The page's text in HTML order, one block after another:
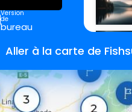
Version
de
bureau
Aller à la carte de